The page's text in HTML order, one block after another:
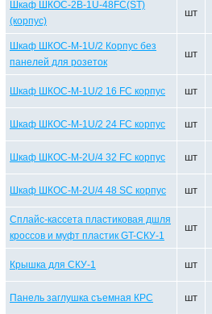
Шкаф ШКОС-2В-1U-48FC(ST)
(корпус)
шт
Шкаф ШКОС-М-1U/2 Корпус без
панелей для розеток
шт
Шкаф ШКОС-М-1U/2 16 FC корпус шт
Шкаф ШКОС-М-1U/2 24 FC корпус шт
Шкаф ШКОС-М-2U/4 32 FC корпус шт
Шкаф ШКОС-М-2U/4 48 SC корпус шт
Сплайс-кассета пластиковая дшля
кроссов и муфт пластик GT-СКУ-1
шт
Крышка для СКУ-1 шт
Панель заглушка съемная КРС шт